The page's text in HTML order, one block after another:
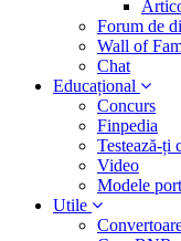
Forum de
Wall of
Chat
Educațional
Concurs
Finpedia
Testează-ți
Video
Modele
Utile